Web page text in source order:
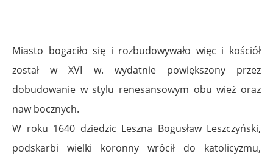
Miasto bogaciło się i rozbudowywało więc i kościół
został w XVI w. wydatnie powiększony przez
dobudowanie w stylu renesansowym obu wież oraz
naw bocznych.
W roku 1640 dziedzic Leszna Bogusław Leszczyński,
podskarbi wielki koronny wrócił do katolicyzmu,